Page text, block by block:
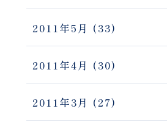
2011年5月 (33)
2011年4月 (30)
2011年3月 (27)